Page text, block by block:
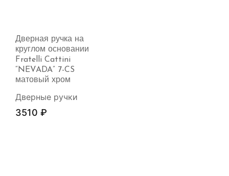
Дверная ручка на
круглом основании
Fratelli Cattini
“NEVADA” 7-CS
матовый хром
Дверные ручки
3510 ₽